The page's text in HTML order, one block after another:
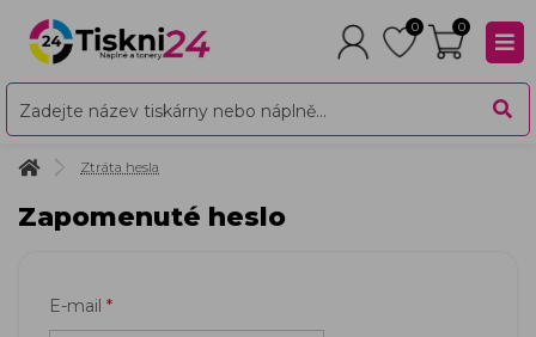
0 0
Ztráta hesla
Zapomenuté heslo
E-mail